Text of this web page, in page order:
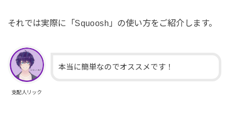
それでは実際に「Squoosh」の使い方をご紹介します。
支配人リック
本当に簡単なのでオススメです！